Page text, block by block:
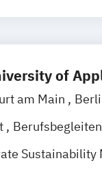
of
am Main
Sustainability